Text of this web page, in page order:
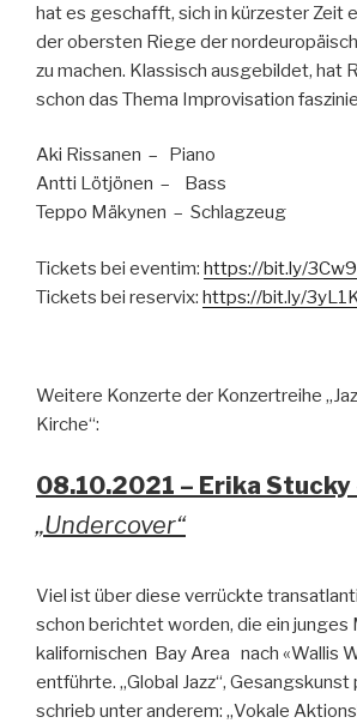
hat es geschafft, sich in kürzester Zeit
der obersten Riege der
zu machen. Klassisch ausgebildet, hat
schon das Thema Improvisation
Aki Rissanen – Piano
Antti Lötjönen – Bass
Teppo Mäkynen – Schlagzeug
Tickets bei eventim: https://bit.ly/
Tickets bei reservix: https://bit.ly/
Weitere Konzerte der Konzertreihe
Kirche“:
08.10.2021 – Erika Stucky
„Undercover“
Viel ist über diese verrückte
schon berichtet worden, die ein junges
kalifornischen Bay Area nach «Wallis
entführte. „Global Jazz“,
schrieb unter anderem: „Vokale